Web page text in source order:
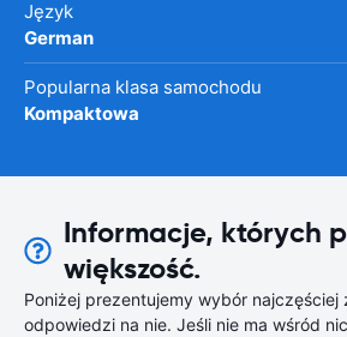
Język
German
Popularna klasa samochodu
Kompaktowa
Informacje, których
większość.
Poniżej prezentujemy wybór
odpowiedzi na nie. Jeśli nie ma wśród